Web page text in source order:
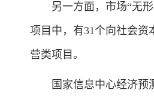
另一方面，市场“无形
项目中，有31个向社会资
营类项目。
国家信息中心经济预测